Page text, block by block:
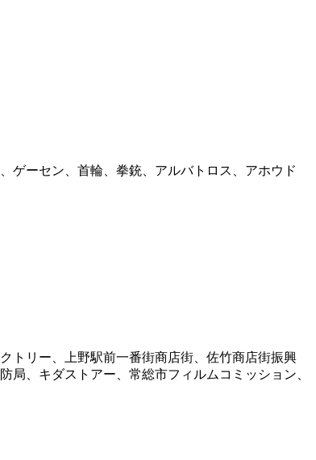
ゲーセン、首輪、拳銃、アルバトロス、アホウド
トリー、上野駅前一番街商店街、佐竹商店街振興
、キダストアー、常総市フィルムコミッション、